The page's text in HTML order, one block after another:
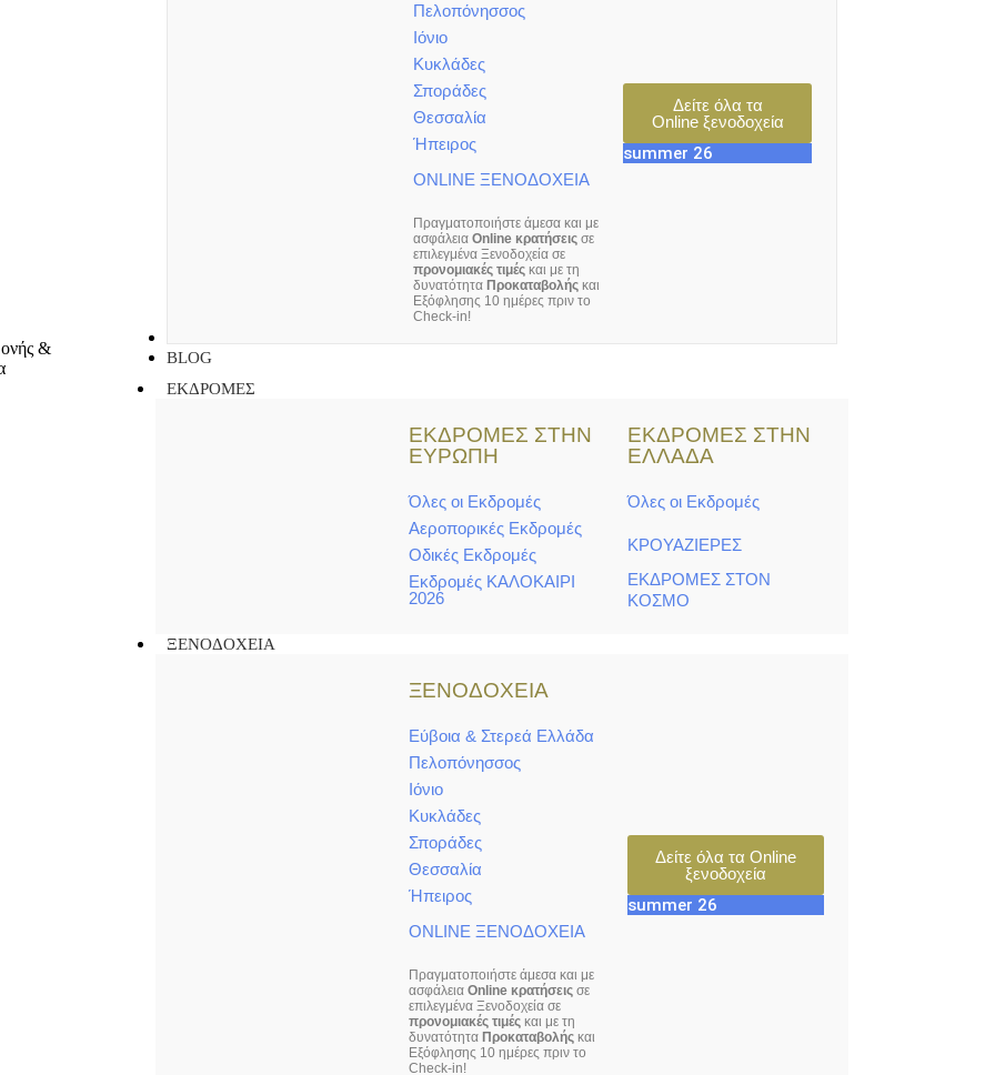
Πελοπόνησσος
Ιόνιο
Κυκλάδες
Σποράδες
Θεσσαλία
Ήπειρος
ONLINE ΞΕΝΟΔΟΧΕΙΑ
Πραγματοποιήστε άμεσα και με
ασφάλεια Online κρατήσειςσε
επιλεγμένα Ξενοδοχεία σε
προνομιακές τιμέςκαι με τη
δυνατότητα Προκαταβολήςκαι
Εξόφλησης 10 ημέρες πριν το
Check-in!
Δείτε όλα τα
Online ξενοδοχεία
summer 26
BLOG
ΕΚΔΡΟΜΕΣ
ΕΚΔΡΟΜΕΣ ΣΤΗΝ
ΕΥΡΩΠΗ
Όλες οι Εκδρομές
Αεροπορικές Εκδρομές
Οδικές Εκδρομές
Εκδρομές ΚΑΛΟΚΑΙΡΙ
2026
ΕΚΔΡΟΜΕΣ ΣΤΗΝ
ΕΛΛΑΔΑ
Όλες οι Εκδρομές
ΚΡΟΥΑΖΙΕΡΕΣ
ΕΚΔΡΟΜΕΣ ΣΤΟΝ
ΚΟΣΜΟ
ΞΕΝΟΔΟΧΕΙΑ
ΞΕΝΟΔΟΧΕΙΑ
Εύβοια & Στερεά Ελλάδα
Πελοπόνησσος
Ιόνιο
Κυκλάδες
Σποράδες
Θεσσαλία
Ήπειρος
ONLINE ΞΕΝΟΔΟΧΕΙΑ
Πραγματοποιήστε άμεσα και με
ασφάλειαOnline κρατήσεις σε
επιλεγμένα Ξενοδοχεία σε
προνομιακές τιμές και με τη
δυνατότητα Προκαταβολής και
Εξόφλησης 10 ημέρες πριν το
Check-in!
Δείτε όλα τα Online
ξενοδοχεία
summer 26